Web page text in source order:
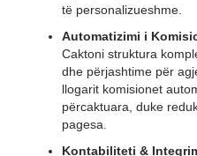
të personalizueshme.
Automatizimi i
Caktoni struktura
dhe përjashtime për
llogarit komisionet
përcaktuara, duke
pagesa.
Kontabiliteti &